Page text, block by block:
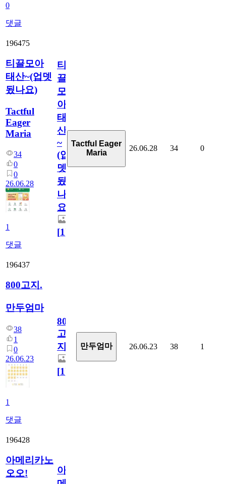
0
댓글
196475
티끌모아
태산~(업뎃
됬나요)
Tactful
Eager
Maria
34
0
0
26.06.28
1
댓글
티
끌
모
아
태
산
~
(업
뎃
됬
나
요)
[1]
Tactful Eager
Maria
26.06.28 34 0
196437
800고지.
만두엄마
38
1
0
26.06.23
1
댓글
800
고
지.
[1]
만두엄마 26.06.23 38 1
196428
아메리카노
오오!
아